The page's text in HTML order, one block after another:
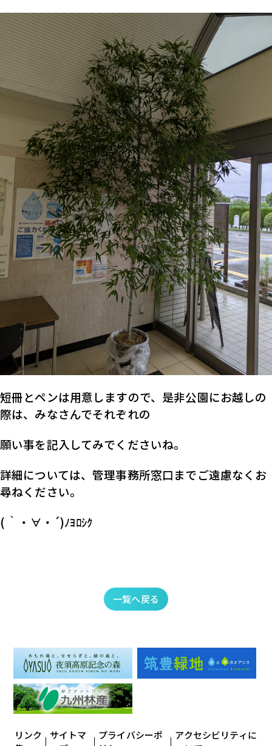
短冊とペンは用意しますので、是非公園にお越しの
際は、みなさんでそれぞれの
願い事を記入してみでくださいね。
詳細については、管理事務所窓口までご遠慮なくお
尋ねください。
( ｀・∀・´)ﾉﾖﾛｼｸ
一覧へ戻る
リンク
サイトマ
プライバシーポ
アクセシビリティに